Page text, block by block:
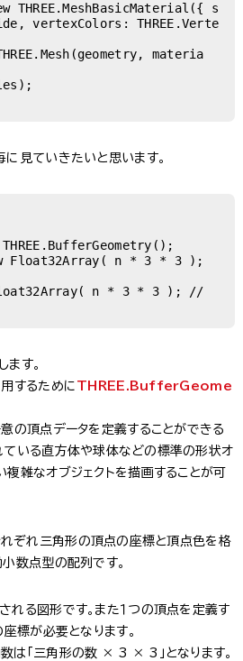
vertexColors: THREE.Verte
に見ていきたいと思います。
Float32Array( n * 3 * 3 );
n * 3 * 3 ); //
す。
するために THREE.BufferGeome
意の頂点データを定義することができる
いる直方体や球体などの標準の形状オ
雑なオブジェクトを描画することが可
ぞれ三角形の頂点の座標と頂点色を格
数点型の配列です。
れる図形です。また１つの頂点を定義す
標が必要となります。
は「三角形の数 × 3 × 3」となります。